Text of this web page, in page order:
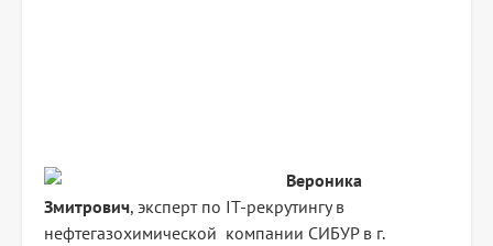
Вероника
Змитрович, эксперт по IT-рекрутингу в
нефтегазохимической компании СИБУР в г.